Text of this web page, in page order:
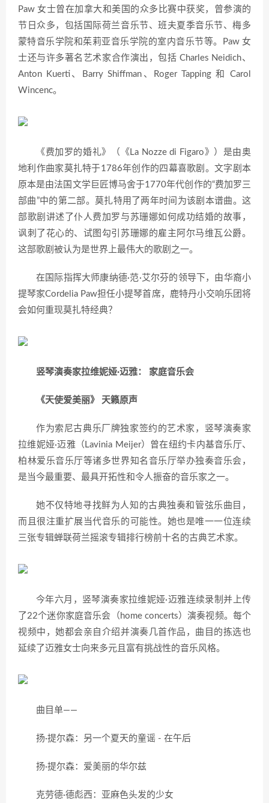
Paw 女士曾在加拿大和美国的众多比赛中获奖，曾参演的
节日众多，包括国际荷兰音乐节、班夫夏季音乐节、梅多
蒙特音乐学院和茱莉亚音乐学院的室内音乐节等。Paw 女
士还与许多著名艺术家合作演出，包括 Charles Neidich、
Anton Kuerti、Barry Shiffman、Roger Tapping 和 Carol
Wincenc。
《费加罗的婚礼》（《La Nozze di Figaro》）是由奥
地利作曲家莫扎特于1786年创作的四幕喜歌剧。文字剧本
原本是由法国文学巨匠博马舍于1770年代创作的“费加罗三
部曲”中的第二部。莫扎特用了两年时间为该剧本谱曲。这
部歌剧讲述了仆人费加罗与苏珊娜如何成功结婚的故事，
讽刺了花心的、试图勾引苏珊娜的雇主阿尔马维瓦公爵。
这部歌剧被认为是世界上最伟大的歌剧之一。
在国际指挥大师康纳德·范·艾尔芬的领导下，由华裔小
提琴家Cordelia Paw担任小提琴首席，鹿特丹小交响乐团将
会如何重现莫扎特经典？
竖琴演奏家拉维妮娅·迈雅： 家庭音乐会
《天使爱美丽》 天籁原声
作为索尼古典乐厂牌独家签约的艺术家，竖琴演奏家
拉维妮娅·迈雅（Lavinia Meijer）曾在纽约卡内基音乐厅、
柏林爱乐音乐厅等诸多世界知名音乐厅举办独奏音乐会，
是当今最重要、最具开拓性和令人振奋的音乐家之一。
她不仅特地寻找鲜为人知的古典独奏和管弦乐曲目，
而且很注重扩展当代音乐的可能性。她也是唯一一位连续
三张专辑蝉联荷兰摇滚专辑排行榜前十名的古典艺术家。
今年六月，竖琴演奏家拉维妮娅·迈雅连续录制并上传
了22个迷你家庭音乐会（home concerts）演奏视频。每个
视频中，她都会亲自介绍并演奏几首作品，曲目的拣选也
延续了迈雅女士向来多元且富有挑战性的音乐风格。
曲目单——
扬·提尔森：另一个夏天的童谣 - 在午后
扬·提尔森：爱美丽的华尔兹
克劳德·德彪西：亚麻色头发的少女